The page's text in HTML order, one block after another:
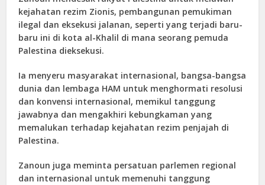
kejahatan rezim Zionis, pembangunan pemukiman
ilegal dan eksekusi jalanan, seperti yang terjadi baru-
baru ini di kota al-Khalil di mana seorang pemuda
Palestina dieksekusi.
Ia menyeru masyarakat internasional, bangsa-bangsa
dunia dan lembaga HAM untuk menghormati resolusi
dan konvensi internasional, memikul tanggung
jawabnya dan mengakhiri kebungkaman yang
memalukan terhadap kejahatan rezim penjajah di
Palestina.
Zanoun juga meminta persatuan parlemen regional
dan internasional untuk memenuhi tanggung